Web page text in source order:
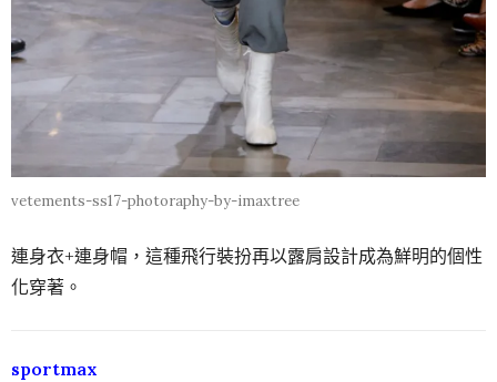
vetements-ss17-photoraphy-by-imaxtree
連身衣+連身帽，這種飛行裝扮再以露肩設計成為鮮明的個性
化穿著。
sportmax